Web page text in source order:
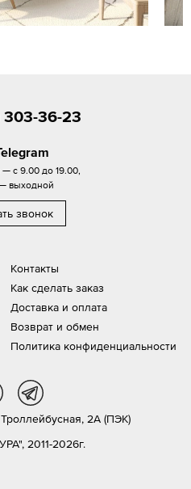
Контакты
Как сделать заказ
Доставка и оплата
Возврат и обмен
Политика конфиденциальности
303-36-23
с 9.00 до 19.00,
выходной
звонок
2011-2026г.
2А (ПЭК)